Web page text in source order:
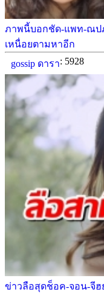
ภาพนี้บอกชัด-แพท-ณป
เหนื่อยตามหาอีก
gossip ดารา: 5928
ข่าวลือสุดช็อค-จอน-จีฮ